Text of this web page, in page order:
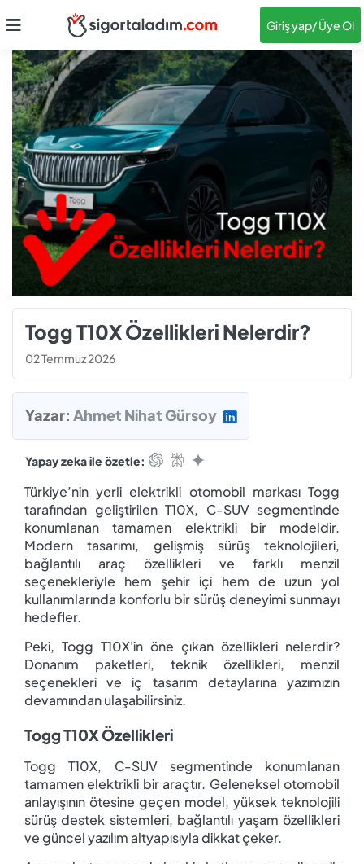
Giriş yap/ Üye Ol
Togg T10X Özellikleri Nelerdir?
02 Temmuz 2026
Yazar: Ahmet Nihat Gürsoy
Yapay zeka ile özetle:
Türkiye’nin yerli elektrikli otomobil markası Togg
tarafından geliştirilen T10X, C-SUV segmentinde
konumlanan tamamen elektrikli bir modeldir.
Modern tasarımı, gelişmiş sürüş teknolojileri,
bağlantılı araç özellikleri ve farklı menzil
seçenekleriyle hem şehir içi hem de uzun yol
kullanımlarında konforlu bir sürüş deneyimi sunmayı
hedefler.
Peki, Togg T10X'in öne çıkan özellikleri nelerdir?
Donanım paketleri, teknik özellikleri, menzil
seçenekleri ve iç tasarım detaylarına yazımızın
devamından ulaşabilirsiniz.
Togg T10X Özellikleri
Togg T10X, C-SUV segmentinde konumlanan
tamamen elektrikli bir araçtır. Geleneksel otomobil
anlayışının ötesine geçen model, yüksek teknolojili
sürüş destek sistemleri, bağlantılı yaşam özellikleri
ve güncel yazılım altyapısıyla dikkat çeker.